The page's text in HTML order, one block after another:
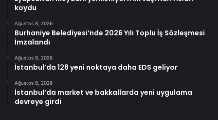
koydu
Ağustos 8, 2026
Burhaniye Belediyesi’nde 2026 Yılı Toplu İş Sözleşmesi
İmzalandı
Ağustos 8, 2026
İstanbul’da 128 yeni noktaya daha EDS geliyor
Ağustos 8, 2026
İstanbul’da market ve bakkallarda yeni uygulama
devreye girdi